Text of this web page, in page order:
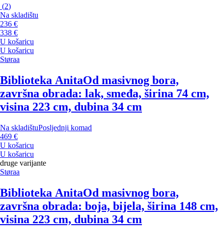
(2)
Na skladištu
236 €
338 €
U košaricu
U košaricu
Støraa
Biblioteka AnitaOd masivnog bora,
završna obrada: lak, smeđa, širina 74 cm,
visina 223 cm, dubina 34 cm
Na skladištuPosljednji komad
469 €
U košaricu
U košaricu
druge varijante
Støraa
Biblioteka AnitaOd masivnog bora,
završna obrada: boja, bijela, širina 148 cm,
visina 223 cm, dubina 34 cm